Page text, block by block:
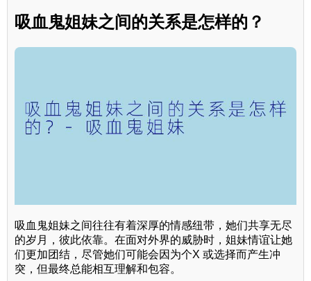
吸血鬼姐妹之间的关系是怎样的？
吸血鬼姐妹之间往往有着深厚的情感纽带，她们共享无尽
的岁月，彼此依靠。在面对外界的威胁时，姐妹情谊让她
们更加团结，尽管她们可能会因为个X 或选择而产生冲
突，但最终总能相互理解和包容。